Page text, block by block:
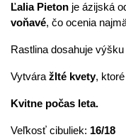
Ľalia Pieton je ázijská
voňavé, čo ocenia
Rastlina dosahuje
Vytvára žlté kvety,
Kvitne počas leta.
Veľkosť cibuliek: 16/18